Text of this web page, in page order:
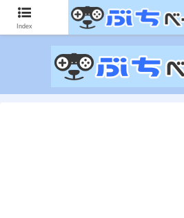
ゲームに課金して得た情報をゲーム記事に仕
限機関サイトです
Index